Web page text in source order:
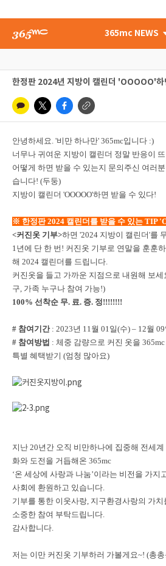
365mc NEWS
한정판 2024년 지방이 캘린더 'OOOOO'하
안녕하세요. '비만 하나만' 365mc입니다 :)
너무나 귀여운 지방이 캘린더 정말 반응이
어떻게 하면 받을 수 있는지 문의주신 여러
습니다! (두둥)
지방이 캘린더 'OOOOO'하면 받을 수 있다!
※ 한정판 2024 캘린더를 받을 수 있는 TIP
<커진옷 기부>하면 '2024 지방이 캘린더'를
1년에 단 한 번! 커진옷 기부로 연말을 훈훈
해 2024 캘린더를 드립니다.
커진옷을 들고 가까운 지점으로 내원해 보세
구, 가족 누구나 참여 가능!)
100% 선착순 무. 료. 증. 정!!!!!!!!
# 참여기간: 2023년 11월 01일(수) – 12월
# 참여방법 : 체중 감량으로 커진 옷을
특별 혜택받기 (엄청 많아요)
지난 20년간 오직 비만하나에 집중해 전세
화와 도전을 거듭해온 365mc
‘온 세상에 사랑과 나눔’이라는 비전을 가지
사회에 환원하고 있습니다.
기부를 통한 이웃사랑, 지구환경사랑의 가
소중한 참여 부탁드립니다.
감사합니다.
저는 이만 커진옷 기부하러 가볼게요~! (총